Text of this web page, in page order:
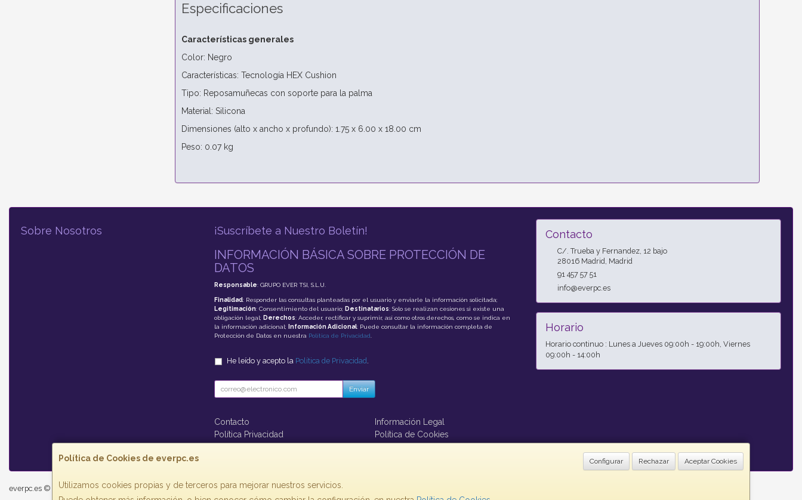
Especificaciones
Características generales
Color: Negro
Características: Tecnología HEX Cushion
Tipo: Reposamuñecas con soporte para la palma
Material: Silicona
Dimensiones (alto x ancho x profundo): 1.75 x 6.00 x 18.00 cm
Peso: 0.07 kg
Política de Cookies de everpc.es Configurar Rechazar Aceptar Cookies
Utilizamos cookies propias y de terceros para mejorar nuestros servicios.
Sobre Nosotros ¡Suscríbete a Nuestro Boletín!
INFORMACIÓN BÁSICA SOBRE PROTECCIÓN DE
DATOS
Responsable: GRUPO EVER TSI, S.L.U.
Finalidad: Responder las consultas planteadas por el usuario y enviarle la información solicitada;
Legitimación: Consentimiento del usuario; Destinatarios: Solo se realizan cesiones si existe una
obligación legal; Derechos: Acceder, rectificar y suprimir, así como otros derechos, como se indica en
la información adicional;
Información Adicional: Puede consultar la información completa de
Protección de Datos en nuestra Política de Privacidad.
He leído y acepto la Política de Privacidad .
Enviar
Contacto
Información Legal
Política Privacidad
Política de Cookies
Contacto
C/. Trueba y Fernandez, 12 bajo
28016 Madrid, Madrid
91 457 57 51
info@everpc.es
Horario
Horario continuo : Lunes a Jueves 09:00h - 19:00h, Viernes
09:00h - 14:00h
everpc.es © 2026